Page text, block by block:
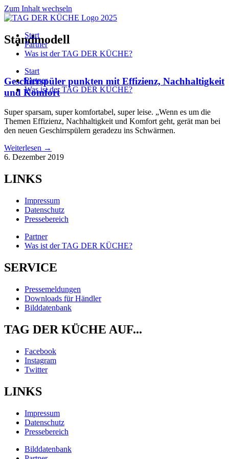
Zum Inhalt wechseln
Start
Partner
Was ist der TAG DER KÜCHE?
Start
Partner
Was ist der TAG DER KÜCHE?
Standmodell
Geschirrspüler punkten mit Effizienz, Nachhaltigkeit
und Komfort
Super sparsam, super komfortabel, super leise. „Wenn es um die
Themen Effizienz, Nachhaltigkeit und Komfort geht, gerät man bei
den neuen Geschirrspülern geradezu ins Schwärmen.
Weiterlesen →
6. Dezember 2019
LINKS
Impressum
Datenschutz
Pressebereich
Partner
Was ist der TAG DER KÜCHE?
SERVICE
Pressemeldungen
Downloads für Händler
Bilddatenbank
TAG DER KÜCHE AUF...
Facebook
Instagram
Twitter
LINKS
Impressum
Datenschutz
Pressebereich
Bilddatenbank